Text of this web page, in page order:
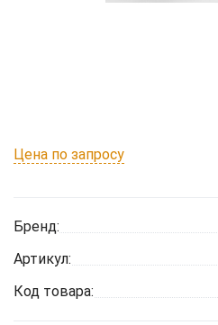
Цена по запросу
Бренд:
Артикул:
Код товара: